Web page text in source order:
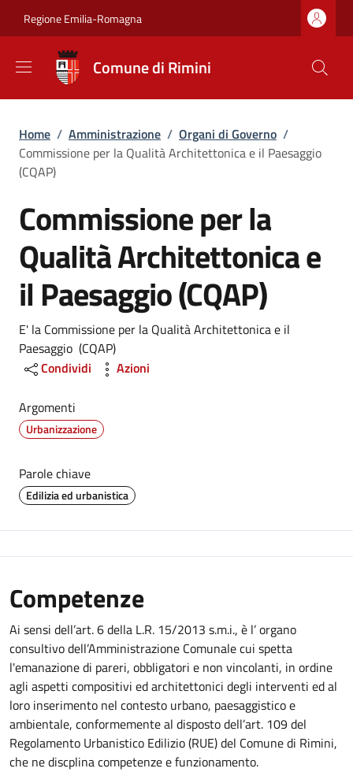
Regione Emilia-Romagna
Comune di Rimini
Briciole di pane
Home / Amministrazione / Organi di Governo /
Commissione per la Qualità Architettonica e il Paesaggio
(CQAP)
Commissione per la
Qualità Architettonica e
il Paesaggio (CQAP)
Dettagli
E' la Commissione per la Qualità Architettonica e il
Paesaggio (CQAP)
Condividi
Azioni
Argomenti
Urbanizzazione
Parole chiave
Edilizia ed urbanistica
Competenze
Ai sensi dell’art. 6 della L.R. 15/2013 s.m.i., è l’ organo
consultivo dell’Amministrazione Comunale cui spetta
l'emanazione di pareri, obbligatori e non vincolanti, in ordine
agli aspetti compositivi ed architettonici degli interventi ed al
loro inserimento nel contesto urbano, paesaggistico e
ambientale, conformemente al disposto dell’art. 109 del
Regolamento Urbanistico Edilizio (RUE) del Comune di Rimini,
che ne discplina competenze e funzionamento.